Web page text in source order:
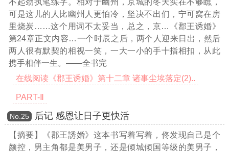
不起劲执笔练字。相对于幽州，京城的冬天实在不够瞧，
可是这儿的人比幽州人更怕冷，坚决不出们，宁可窝在房
里烧炭……这个用词不太妥当，总之，京…《郡王诱婚》
第24章正文内容…一个时辰之后，两个人迎来日出，然后
两人很有默契的相视一笑，一大一小的手十指相扣，从此
携手相伴一生。——全书完
在线阅读《郡王诱婚》第十二章 诸事尘埃落定(2)..
PART-Ⅱ
Νο.25 后记 感恩让日子更快活
【摘要】《郡王誘婚》这本书写着写着，佟发现自己是个
颜控，男主角都是美男子，还是倾城倾国等级的美男子，